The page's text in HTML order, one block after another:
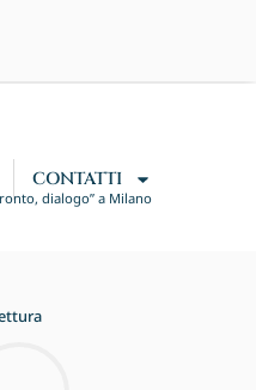
CONTATTI
dialogo” a Milano